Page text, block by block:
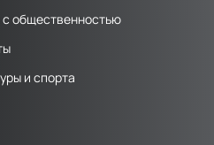
с общественностью
и спорта